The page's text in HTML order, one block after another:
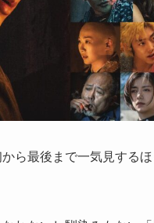
から最後まで一気見する